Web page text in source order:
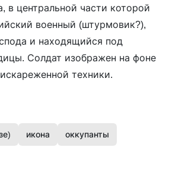
в центральной части которой
военный (штурмовик?),
и находящийся под
Солдат изображен на фоне
техники.
икона оккупанты